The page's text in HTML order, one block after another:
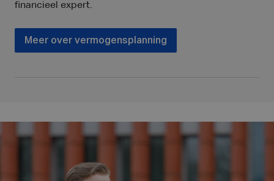
financieel expert.
Meer over vermogensplanning